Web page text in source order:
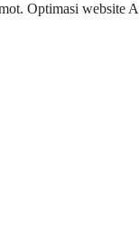
Optimasi website